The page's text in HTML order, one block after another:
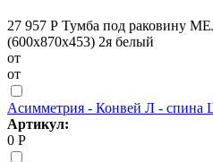
27 957 Р Тумба под раковину
(600х870х453) 2я белый
от
от
Асимметрия - Конвей Л - спина
Артикул:
0 Р